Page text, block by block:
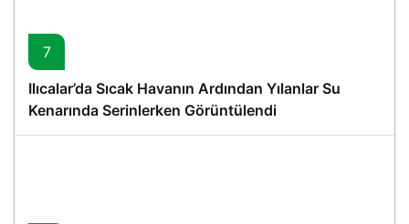
7
Ilıcalar’da Sıcak Havanın Ardından Yılanlar Su
Kenarında Serinlerken Görüntülendi